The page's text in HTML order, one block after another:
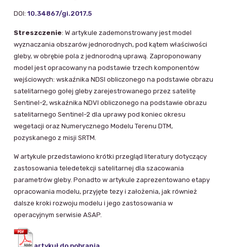
DOI: 10.34867/gi.2017.5
Streszczenie: W artykule zademonstrowany jest model
wyznaczania obszarów jednorodnych, pod kątem właściwości
gleby, w obrębie pola z jednorodną uprawą. Zaproponowany
model jest opracowany na podstawie trzech komponentów
wejściowych: wskaźnika NDSI obliczonego na podstawie obrazu
satelitarnego gołej gleby zarejestrowanego przez satelitę
Sentinel-2, wskaźnika NDVI obliczonego na podstawie obrazu
satelitarnego Sentinel-2 dla uprawy pod koniec okresu
wegetacji oraz Numerycznego Modelu Terenu DTM,
pozyskanego z misji SRTM.
W artykule przedstawiono krótki przegląd literatury dotyczący
zastosowania teledetekcji satelitarnej dla szacowania
parametrów gleby. Ponadto w artykule zaprezentowano etapy
opracowania modelu, przyjęte tezy i założenia, jak również
dalsze kroki rozwoju modelu i jego zastosowania w
operacyjnym serwisie ASAP.